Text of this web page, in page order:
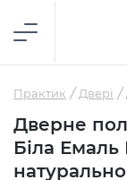
Практик Двері
Дверне
Біла Емаль